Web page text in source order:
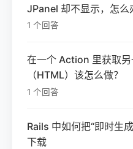
JPanel 却不显示，怎么
1 个回答
在一个 Action 里获取
（HTML）该怎么做？
1 个回答
Rails 中如何把“即时生
下载